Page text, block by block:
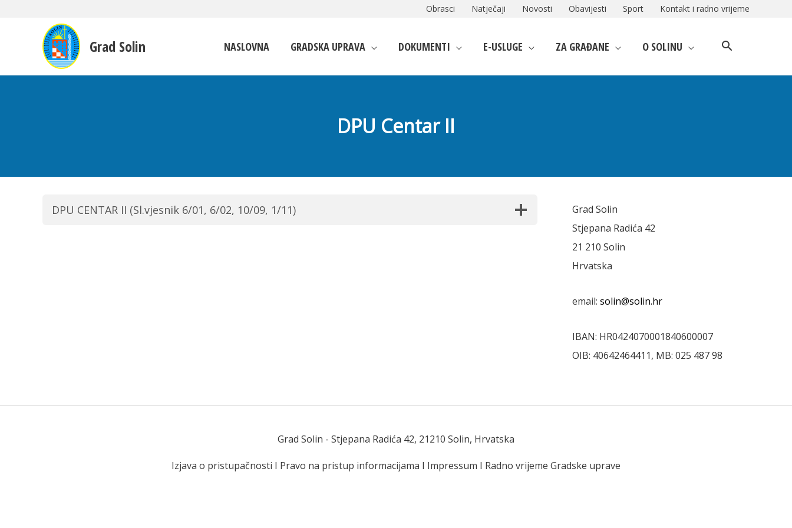
Obrasci Natječaji Novosti Obavijesti Sport Kontakt i radno vrijeme
Grad Solin NASLOVNA GRADSKA UPRAVA DOKUMENTI E-USLUGE ZA GRAĐANE O SOLINU
DPU Centar II
DPU CENTAR II (Sl.vjesnik 6/01, 6/02, 10/09, 1/11)
Grad Solin
Stjepana Radića 42
21 210 Solin
Hrvatska
email: solin@solin.hr
IBAN: HR0424070001840600007
OIB: 40642464411, MB: 025 487 98
Grad Solin - Stjepana Radića 42, 21210 Solin, Hrvatska
Izjava o pristupačnosti I Pravo na pristup informacijama I Impressum I Radno vrijeme Gradske uprave